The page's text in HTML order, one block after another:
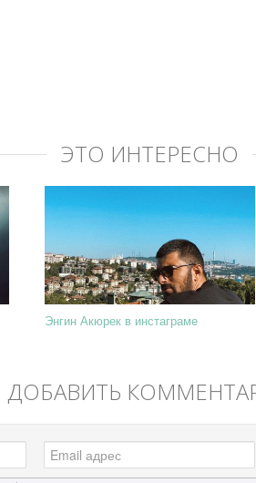
ЭТО ИНТЕРЕСНО
Энгин Акюрек в инстаграме
ДОБАВИТЬ